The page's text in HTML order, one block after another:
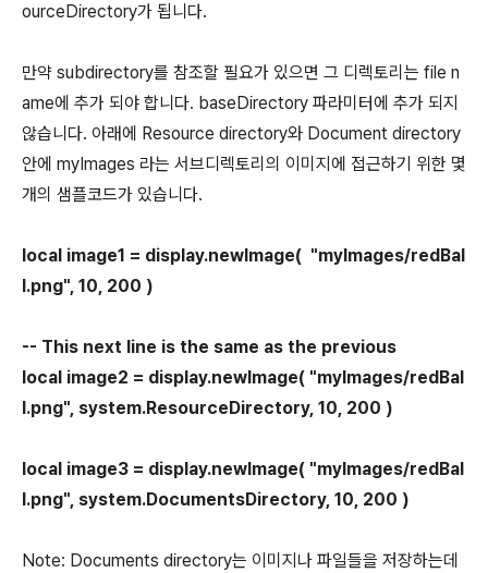
ourceDirectory가 됩니다.
만약 subdirectory를 참조할 필요가 있으면 그 디렉토리는 file n
ame에 추가 되야 합니다. baseDirectory 파라미터에 추가 되지
않습니다. 아래에 Resource directory와 Document directory
안에 myImages 라는 서브디렉토리의 이미지에 접근하기 위한 몇
개의 샘플코드가 있습니다.
local image1 = display.newImage( "myImages/redBal
l.png", 10, 200 )
-- This next line is the same as the previous
local image2 = display.newImage( "myImages/redBal
l.png", system.ResourceDirectory, 10, 200 )
local image3 = display.newImage( "myImages/redBal
l.png", system.DocumentsDirectory, 10, 200 )
Note: Documents directory는 이미지나 파일들을 저장하는데